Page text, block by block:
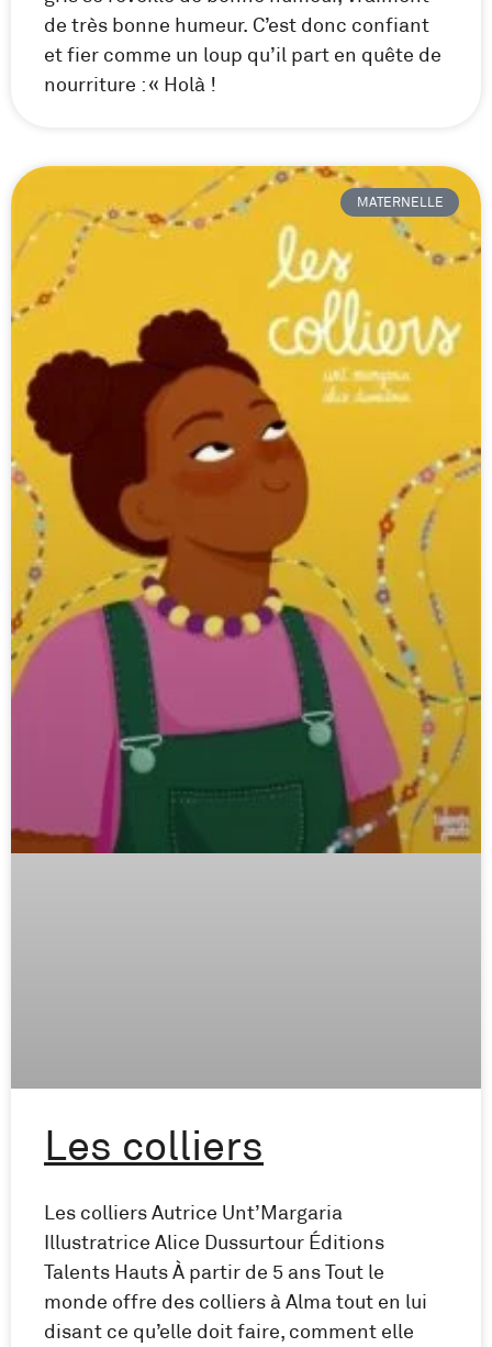
de très bonne humeur. C’est donc confiant
et fier comme un loup qu’il part en quête de
nourriture : « Holà !
MATERNELLE
Les colliers
Les colliers Autrice Unt’Margaria
Illustratrice Alice Dussurtour Éditions
Talents Hauts À partir de 5 ans Tout le
monde offre des colliers à Alma tout en lui
disant ce qu’elle doit faire, comment elle